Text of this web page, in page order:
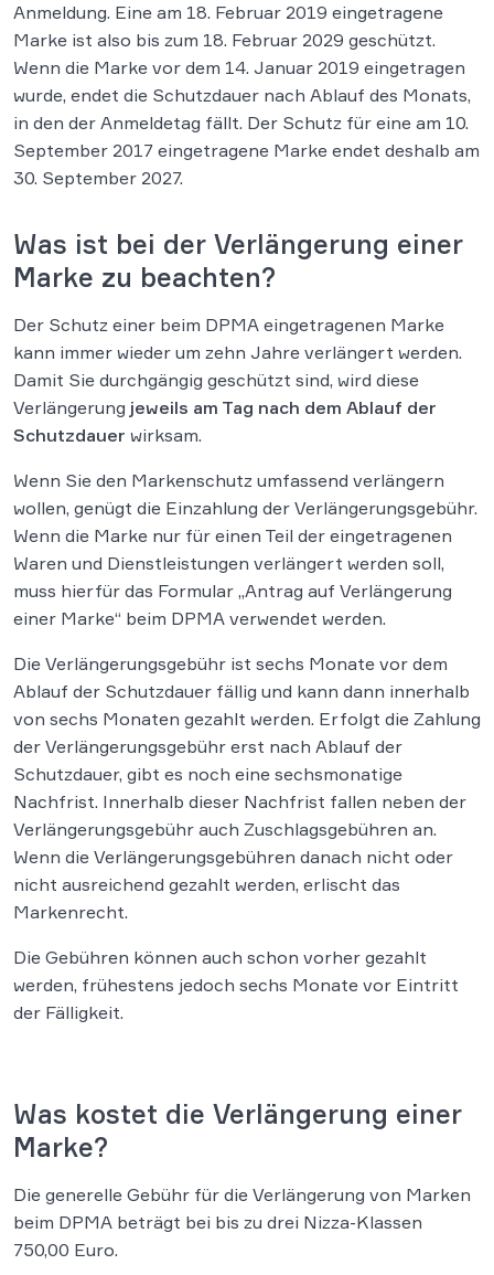
Anmeldung. Eine am 18. Februar 2019 eingetragene
Marke ist also bis zum 18. Februar 2029 geschützt.
Wenn die Marke vor dem 14. Januar 2019 eingetragen
wurde, endet die Schutzdauer nach Ablauf des Monats,
in den der Anmeldetag fällt. Der Schutz für eine am 10.
September 2017 eingetragene Marke endet deshalb am
30. September 2027.
Was ist bei der Verlängerung einer
Marke zu beachten?
Der Schutz einer beim DPMA eingetragenen Marke
kann immer wieder um zehn Jahre verlängert werden.
Damit Sie durchgängig geschützt sind, wird diese
Verlängerung jeweils am Tag nach dem Ablauf der
Schutzdauer wirksam.
Wenn Sie den Markenschutz umfassend verlängern
wollen, genügt die Einzahlung der Verlängerungsgebühr.
Wenn die Marke nur für einen Teil der eingetragenen
Waren und Dienstleistungen verlängert werden soll,
muss hierfür das Formular „Antrag auf Verlängerung
einer Marke“ beim DPMA verwendet werden.
Die Verlängerungsgebühr ist sechs Monate vor dem
Ablauf der Schutzdauer fällig und kann dann innerhalb
von sechs Monaten gezahlt werden. Erfolgt die Zahlung
der Verlängerungsgebühr erst nach Ablauf der
Schutzdauer, gibt es noch eine sechsmonatige
Nachfrist. Innerhalb dieser Nachfrist fallen neben der
Verlängerungsgebühr auch Zuschlagsgebühren an.
Wenn die Verlängerungsgebühren danach nicht oder
nicht ausreichend gezahlt werden, erlischt das
Markenrecht.
Die Gebühren können auch schon vorher gezahlt
werden, frühestens jedoch sechs Monate vor Eintritt
der Fälligkeit.
Was kostet die Verlängerung einer
Marke?
Die generelle Gebühr für die Verlängerung von Marken
beim DPMA beträgt bei bis zu drei Nizza-Klassen
750,00 Euro.